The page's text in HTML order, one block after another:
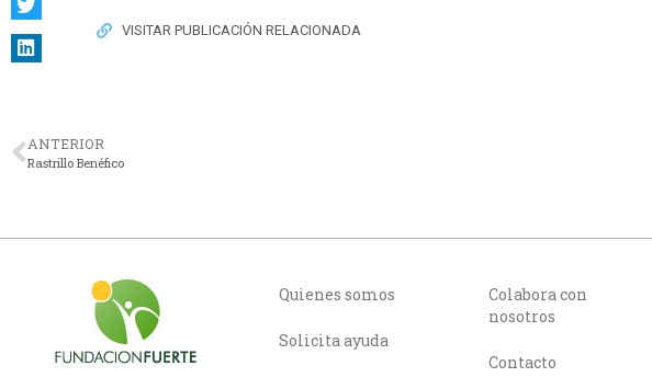
VISITAR PUBLICACIÓN RELACIONADA
ANTERIOR
Rastrillo Benéfico
Quienes somos
Solicita ayuda
Colabora con
nosotros
Contacto